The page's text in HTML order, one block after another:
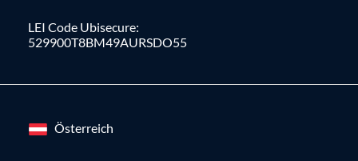
LEI Code Ubisecure:
529900T8BM49AURSDO55
Österreich